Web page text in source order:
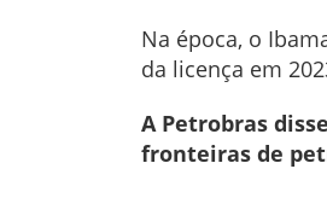
Na época, o
da licença em
A Petrobras
fronteiras de